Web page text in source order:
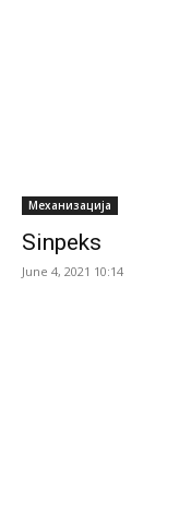
Механизација
Sinpeks
June 4, 2021 10:14